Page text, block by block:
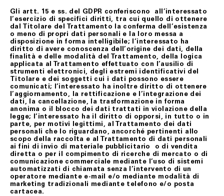
Gli artt. 15 e ss. del GDPR conferiscono all’interessato
l’esercizio di specifici diritti, tra cui quello di ottenere
dal Titolare del Trattamento la conferma dell’esistenza
o meno di propri dati personali e la loro messa a
disposizione in forma intelligibile; l’interessato ha
diritto di avere conoscenza dell’origine dei dati, della
finalità e delle modalità del Trattamento, della logica
applicata al Trattamento effettuato con l’ausilio di
strumenti elettronici, degli estremi identificativi del
Titolare e dei soggetti cui i dati possono essere
comunicati; l’interessato ha inoltre diritto di ottenere
l’aggiornamento, la rettificazione e l’integrazione dei
dati, la cancellazione, la trasformazione in forma
anonima o il blocco dei dati trattati in violazione della
legge; l’interessato ha il diritto di opporsi, in tutto o in
parte, per motivi legittimi, al Trattamento dei dati
personali che lo riguardano, ancorché pertinenti allo
scopo della raccolta e al Trattamento di dati personali
ai fini di invio di materiale pubblicitario o di vendita
diretta o per il compimento di ricerche di mercato o di
comunicazione commerciale mediante l’uso di sistemi
automatizzati di chiamata senza l’intervento di un
operatore mediante e-mail e/o mediante modalità di
marketing tradizionali mediante telefono e/o posta
cartacea.